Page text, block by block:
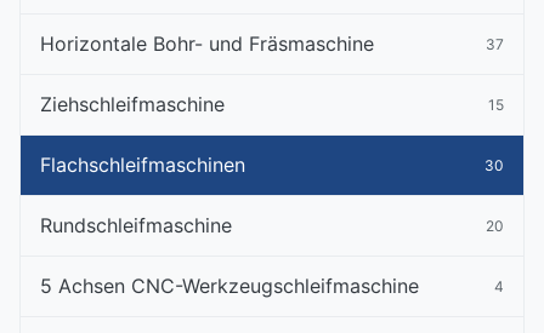
Horizontale Bohr- und Fräsmaschine 37
Ziehschleifmaschine 15
Flachschleifmaschinen 30
Rundschleifmaschine 20
5 Achsen CNC-Werkzeugschleifmaschine 4